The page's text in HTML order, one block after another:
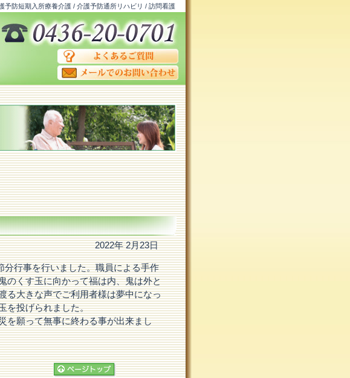
防短期入所療養介護 / 介護予防通所リハビリ / 訪問看護
2022年 2月23日
分行事を行いました。職員による手作
のくす玉に向かって福は内、鬼は外と
る大きな声でご利用者様は夢中になっ
を投げられました。
を願って無事に終わる事が出来まし